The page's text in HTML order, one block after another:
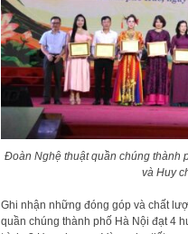
Đoàn Nghệ thuật quần chúng thành
và Huy
Ghi nhận những đóng góp và chất
quần chúng thành phố Hà Nội đạt 4